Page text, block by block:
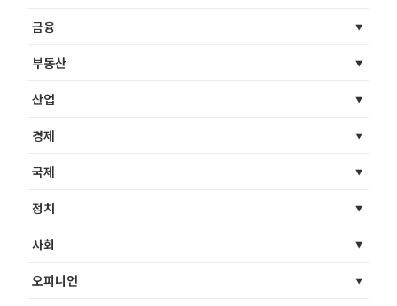
금융
부동산
산업
경제
국제
정치
사회
오피니언